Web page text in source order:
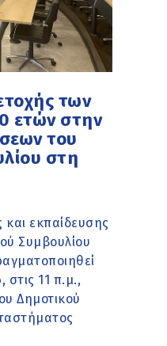
των
ετών στην
του
στη
εκπαίδευσης
Συμβουλίου
στις 11 π.μ.,
Δημοτικού